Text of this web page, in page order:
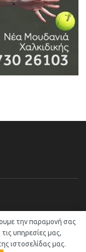
την παραμονή σας
υπηρεσίες μας,
ιστοσελίδας μας.